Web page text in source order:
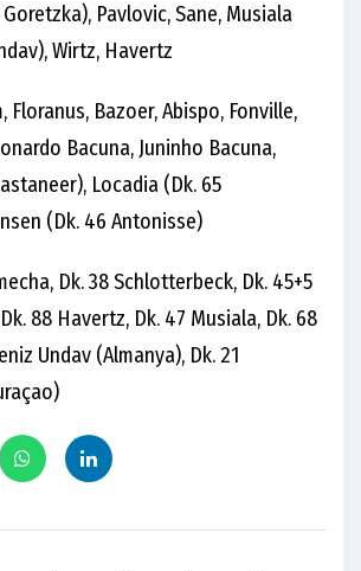
Pavlovic, Sane, Musiala
Wirtz, Havertz
Floranus, Bazoer, Abispo, Fonville,
Bacuna, Juninho Bacuna,
Locadia (Dk. 65
(Dk. 46 Antonisse)
Dk. 38 Schlotterbeck, Dk. 45+5
88 Havertz, Dk. 47 Musiala, Dk. 68
Undav (Almanya), Dk. 21